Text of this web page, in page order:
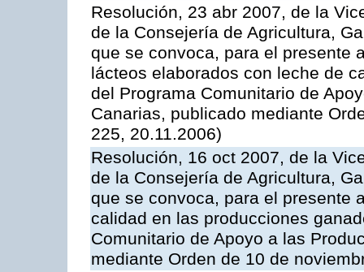
Resolución, 23 abr 2007, de la
de la Consejería de Agricultura,
que se convoca, para el presente
lácteos elaborados con leche de
del Programa Comunitario de
Canarias, publicado mediante
225, 20.11.2006)
Resolución, 16 oct 2007, de la
de la Consejería de Agricultura,
que se convoca, para el presente
calidad en las producciones
Comunitario de Apoyo a las
mediante Orden de 10 de